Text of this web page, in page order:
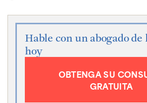
Hable con un abogado de
hoy
OBTENGA SU
GRATUITA